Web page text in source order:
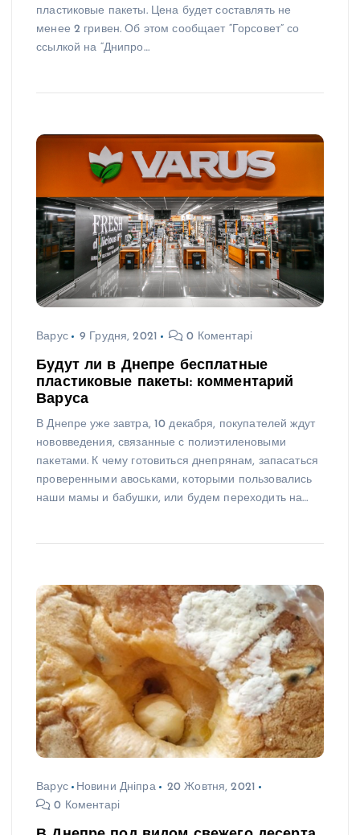
пластиковые пакеты. Цена будет составлять не
менее 2 гривен. Об этом сообщает “Горсовет” со
ссылкой на “Днипро…
Варус 9 Грудня, 2021 0 Коментарі
Будут ли в Днепре бесплатные
пластиковые пакеты: комментарий
Варуса
В Днепре уже завтра, 10 декабря, покупателей ждут
нововведения, связанные с полиэтиленовыми
пакетами. К чему готовиться днепрянам, запасаться
проверенными авоськами, которыми пользовались
наши мамы и бабушки, или будем переходить на…
Варус Новини Дніпра
20 Жовтня, 2021
0 Коментарі